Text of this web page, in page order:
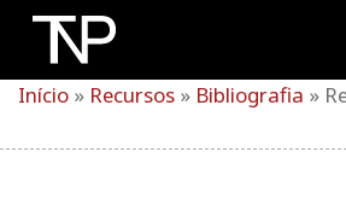
Início » Recursos » Bibliografia »